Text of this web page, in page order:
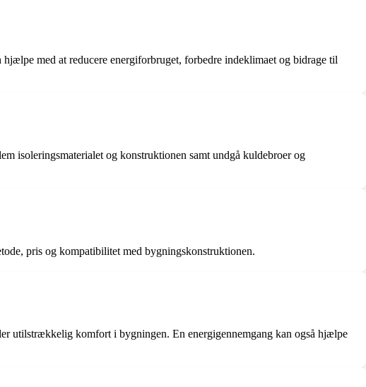
med at reducere energiforbruget, forbedre indeklimaet og bidrage til
isoleringsmaterialet og konstruktionen samt undgå kuldebroer og
pris og kompatibilitet med bygningskonstruktionen.
utilstrækkelig komfort i bygningen. En energigennemgang kan også hjælpe